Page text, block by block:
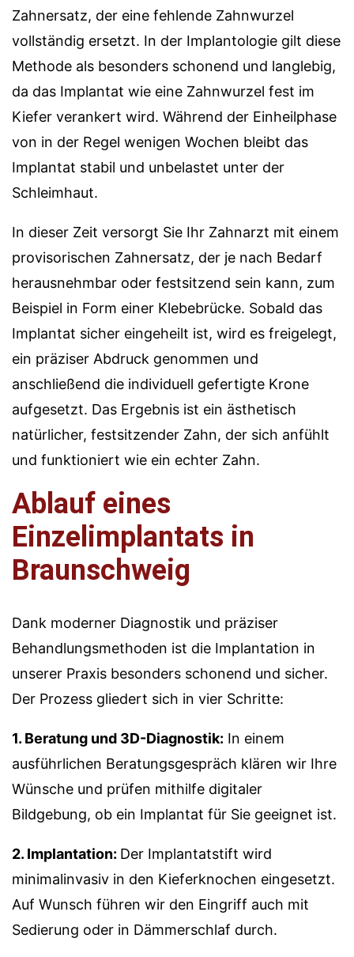
Zahnersatz, der eine fehlende Zahnwurzel
vollständig ersetzt. In der Implantologie gilt diese
Methode als besonders schonend und langlebig,
da das Implantat wie eine Zahnwurzel fest im
Kiefer verankert wird. Während der Einheilphase
von in der Regel wenigen Wochen bleibt das
Implantat stabil und unbelastet unter der
Schleimhaut.
In dieser Zeit versorgt Sie Ihr Zahnarzt mit einem
provisorischen Zahnersatz, der je nach Bedarf
herausnehmbar oder festsitzend sein kann, zum
Beispiel in Form einer Klebebrücke. Sobald das
Implantat sicher eingeheilt ist, wird es freigelegt,
ein präziser Abdruck genommen und
anschließend die individuell gefertigte Krone
aufgesetzt. Das Ergebnis ist ein ästhetisch
natürlicher, festsitzender Zahn, der sich anfühlt
und funktioniert wie ein echter Zahn.
Ablauf eines
Einzelimplantats in
Braunschweig
Dank moderner Diagnostik und präziser
Behandlungsmethoden ist die Implantation in
unserer Praxis besonders schonend und sicher.
Der Prozess gliedert sich in vier Schritte:
1. Beratung und 3D-Diagnostik: In einem
ausführlichen Beratungsgespräch klären wir Ihre
Wünsche und prüfen mithilfe digitaler
Bildgebung, ob ein Implantat für Sie geeignet ist.
2. Implantation: Der Implantatstift wird
minimalinvasiv in den Kieferknochen eingesetzt.
Auf Wunsch führen wir den Eingriff auch mit
Sedierung oder in Dämmerschlaf durch.